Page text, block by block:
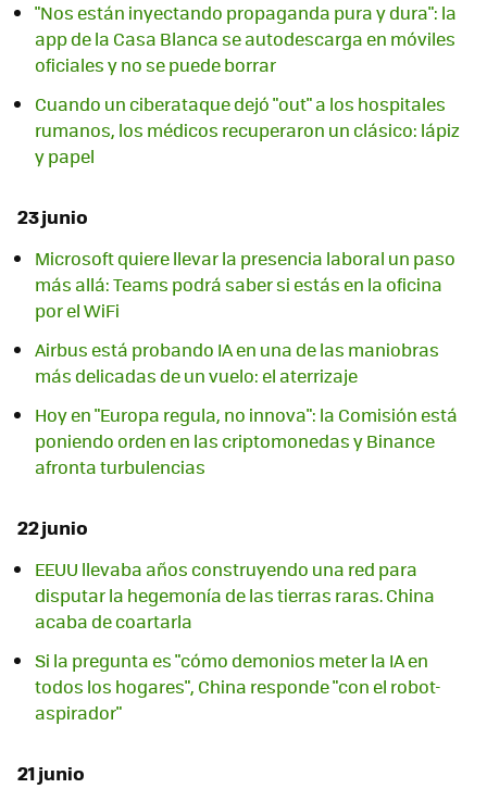
"Nos están inyectando propaganda pura y dura": la
app de la Casa Blanca se autodescarga en móviles
oficiales y no se puede borrar
Cuando un ciberataque dejó "out" a los hospitales
rumanos, los médicos recuperaron un clásico: lápiz
y papel
23 junio
Microsoft quiere llevar la presencia laboral un paso
más allá: Teams podrá saber si estás en la oficina
por el WiFi
Airbus está probando IA en una de las maniobras
más delicadas de un vuelo: el aterrizaje
Hoy en "Europa regula, no innova": la Comisión está
poniendo orden en las criptomonedas y Binance
afronta turbulencias
22 junio
EEUU llevaba años construyendo una red para
disputar la hegemonía de las tierras raras. China
acaba de coartarla
Si la pregunta es "cómo demonios meter la IA en
todos los hogares", China responde "con el robot-
aspirador"
21 junio